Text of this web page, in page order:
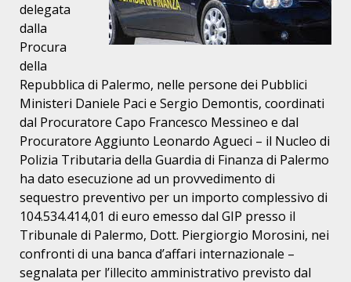
delegata
dalla
Procura
della
Repubblica di Palermo, nelle persone dei Pubblici
Ministeri Daniele Paci e Sergio Demontis, coordinati
dal Procuratore Capo Francesco Messineo e dal
Procuratore Aggiunto Leonardo Agueci – il Nucleo di
Polizia Tributaria della Guardia di Finanza di Palermo
ha dato esecuzione ad un provvedimento di
sequestro preventivo per un importo complessivo di
104.534.414,01 di euro emesso dal GIP presso il
Tribunale di Palermo, Dott. Piergiorgio Morosini, nei
confronti di una banca d’affari internazionale –
segnalata per l’illecito amministrativo previsto dal